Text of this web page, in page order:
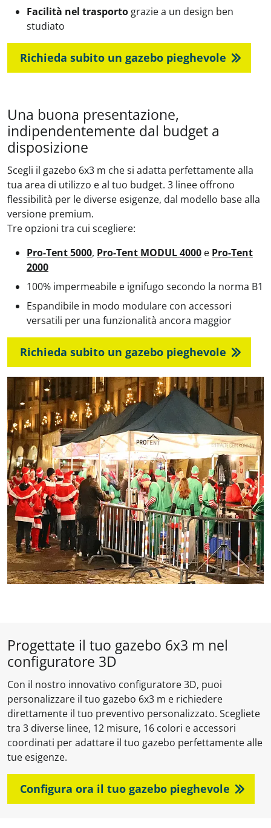
Facilità nel trasporto grazie a un design ben
studiato
Richieda subito un gazebo pieghevole
Una buona presentazione,
indipendentemente dal budget a
disposizione
Scegli il gazebo 6x3 m che si adatta perfettamente alla
tua area di utilizzo e al tuo budget. 3 linee offrono
flessibilità per le diverse esigenze, dal modello base alla
versione premium.
Tre opzioni tra cui scegliere:
Pro-Tent 5000, Pro-Tent MODUL 4000 e Pro-Tent
2000
100% impermeabile e ignifugo secondo la norma B1
Espandibile in modo modulare con accessori
versatili per una funzionalità ancora maggior
Richieda subito un gazebo pieghevole
Progettate il tuo gazebo 6x3 m nel
configuratore 3D
Con il nostro innovativo configuratore 3D, puoi
personalizzare il tuo gazebo 6x3 m e richiedere
direttamente il tuo preventivo personalizzato. Scegliete
tra 3 diverse linee, 12 misure, 16 colori e accessori
coordinati per adattare il tuo gazebo perfettamente alle
tue esigenze.
Configura ora il tuo gazebo pieghevole